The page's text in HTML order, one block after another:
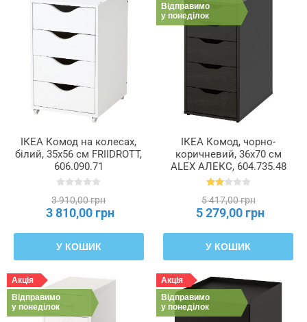
з
плити
Кількість
світлових
Кількість
центральних
вінців
Кількість
шухляд
Колір
корпусу
світильника
ІКЕА Комод на колесах,
білий, 35x56 см FRIIDROTT,
606.090.71
3 910,00 грн
3 810,00 грн
У КОШИК
Відправимо
у понеділок
ІКЕА Комод, чорно-
коричневий, 36x70 см
ALEX АЛЕКС, 604.735.48
5 417,00 грн
5 279,00 грн
У КОШИК
Акція
Відправимо
у понеділок
Акція
Відправимо
у понеділок